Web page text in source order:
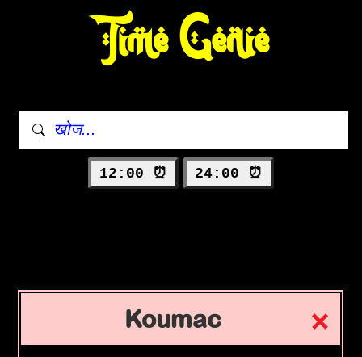
Time Genie
12:00 ⏰ 24:00 ⏰
Koumac